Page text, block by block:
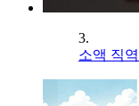
3.
소액 직